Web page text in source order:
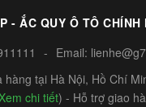
- ẮC QUY Ô TÔ CHÍNH
- Email:
tại Hà Nội, Hồ Chí
chi tiết) - Hỗ trợ giao